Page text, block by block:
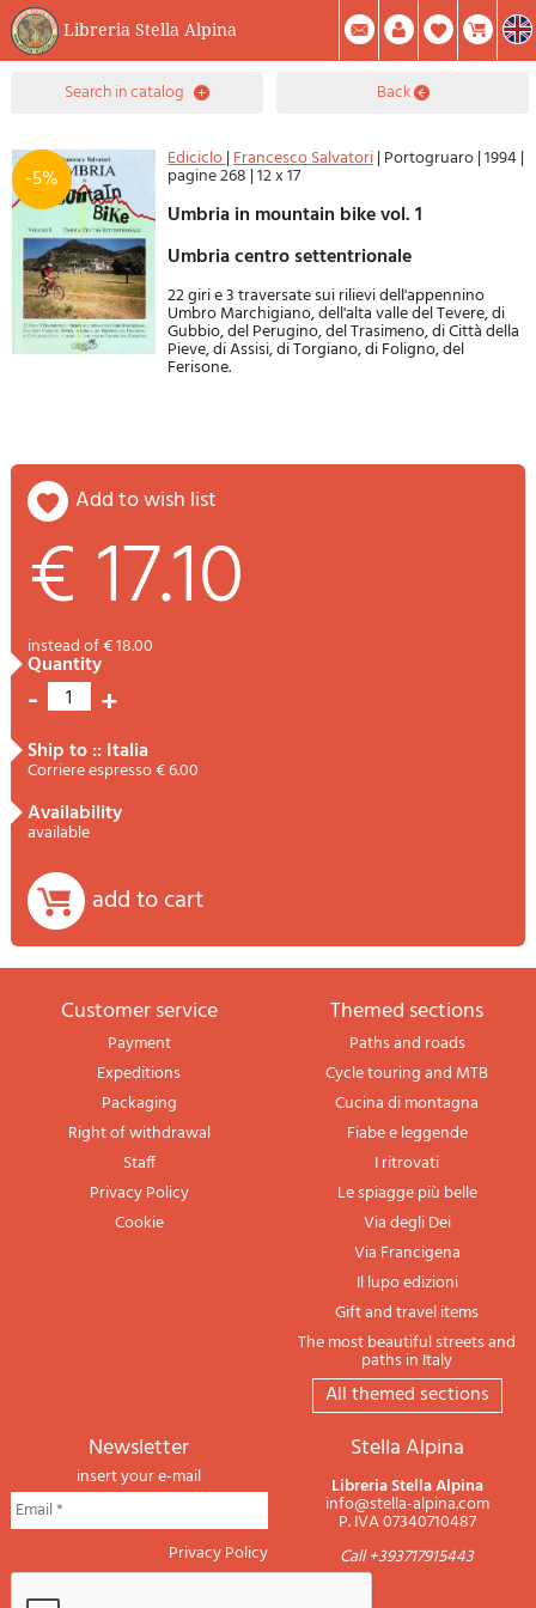
Libreria Stella Alpina
0Item(s) In Your Cart
Summary
Facebook
Create Account Mod. Password
search in catalog back
-5%
Ediciclo|Francesco Salvatori| Portogruaro|1994|
pagine 268 |12 x 17
Umbria in mountain bike vol. 1
Umbria centro settentrionale
22 giri e 3 traversate sui rilievi dell'appennino
Umbro Marchigiano, dell'alta valle del Tevere, di
Gubbio, del Perugino, del Trasimeno, di Città della
Pieve, di Assisi, di Torgiano, di Foligno, del
Ferisone.
add to wish list
€ 17.10
instead of € 18.00
quantity
- 1 +
ship to :: Italia
Corriere espresso € 6.00
availability
available
add to cart
Customer service
Payment
Expeditions
Packaging
Right of withdrawal
Staff
Privacy Policy
Cookie
themed sections
Paths and roads
Cycle touring and MTB
Cucina di montagna
Fiabe e leggende
I ritrovati
Le spiagge più belle
Via degli Dei
Via Francigena
Il lupo edizioni
Gift and travel items
The most beautiful streets and
paths in Italy
All themed sections
newsletter
insert your e-mail
Privacy Policy
Stella Alpina
Libreria Stella Alpina
info@stella-alpina.com
P. IVA 07340710487
Call +393717915443